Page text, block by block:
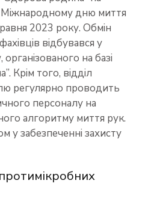
Міжнародному дню миття
2023 року. Обмін
відбувався у
на базі
Крім того, відділ
регулярно проводить
персоналу на
алгоритму миття рук.
забезпеченні захисту